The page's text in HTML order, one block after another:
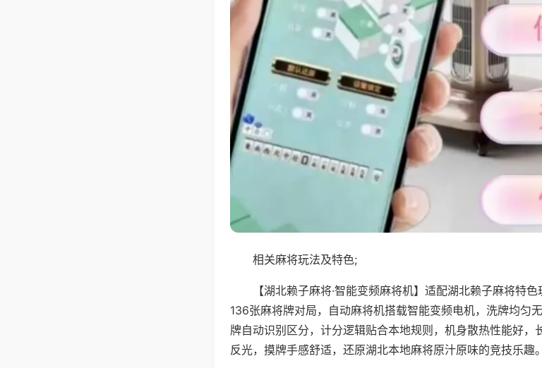
相关麻将玩法及特色;
【湖北赖子麻将·智能变频麻将机】适配湖北赖子麻将特
136张麻将牌对局，自动麻将机搭载智能变频电机，洗牌均匀
牌自动识别区分，计分逻辑贴合本地规则，机身散热性能好，
反光，摸牌手感舒适，还原湖北本地麻将原汁原味的竞技乐趣。